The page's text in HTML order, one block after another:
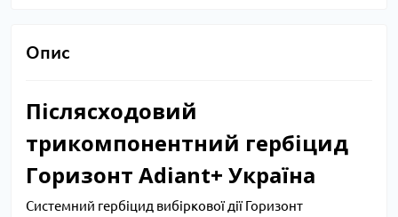
Опис
Післясходовий
трикомпонентний гербіцид
Горизонт Adiant+ Україна
Системний гербіцид вибіркової дії Горизонт